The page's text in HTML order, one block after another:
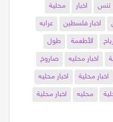
تنس اخبار
محلية
اخبار فلسطين
عرابه
الأطعمة
طول
اخبار محليه
صاروخ
اخبار محلية
اخبار محليه
محليه
اخبار محلية